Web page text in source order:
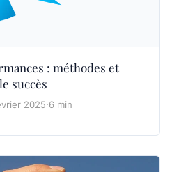
: méthodes et
succès
2025·6 min